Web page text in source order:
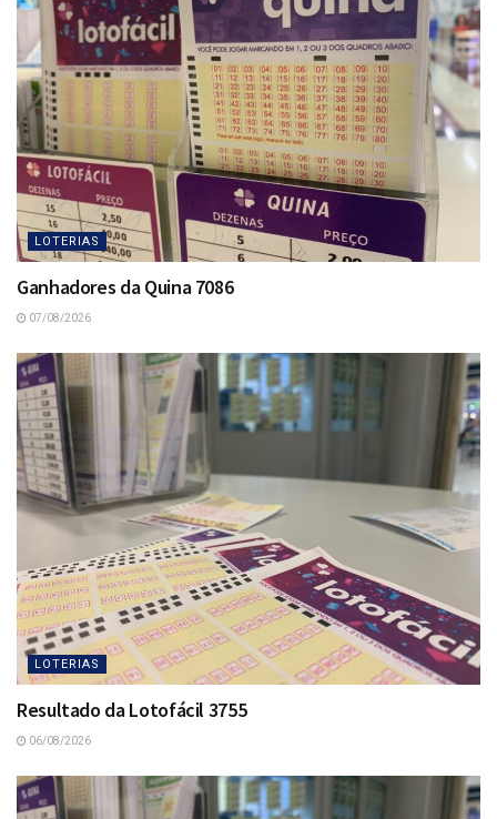
LOTERIAS
Ganhadores da Quina 7086
07/08/2026
LOTERIAS
Resultado da Lotofácil 3755
06/08/2026